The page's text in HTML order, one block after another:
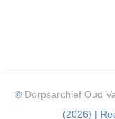
© Dorpsarchief Oud
(2026) |